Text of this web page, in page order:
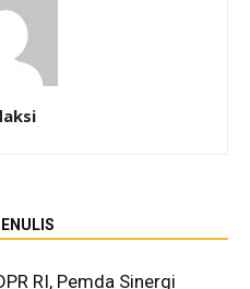
RI, Pemda Sinergi